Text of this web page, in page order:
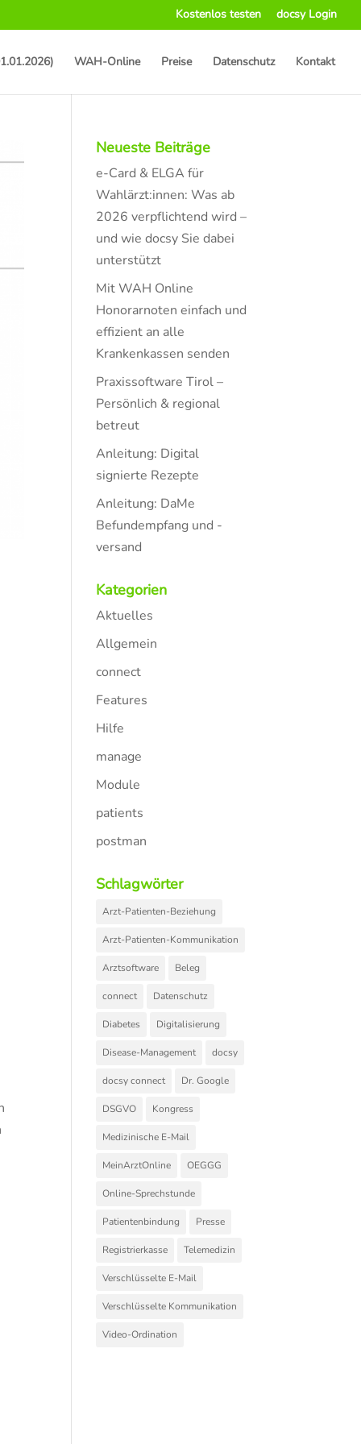
Kostenlos testen docsy Login
WAH-Online Preise Datenschutz Kontakt
Neueste Beiträge
e-Card & ELGA für
Wahlärzt:innen: Was ab
2026 verpflichtend wird –
und wie docsy Sie dabei
unterstützt
Mit WAH Online
Honorarnoten einfach und
effizient an alle
Krankenkassen senden
Praxissoftware Tirol –
Persönlich & regional
betreut
Anleitung: Digital
signierte Rezepte
Anleitung: DaMe
Befundempfang und -
versand
Kategorien
Aktuelles
Allgemein
connect
Features
Hilfe
manage
Module
patients
postman
Schlagwörter
Arzt-Patienten-Beziehung
Arzt-Patienten-Kommunikation
Arztsoftware Beleg
connect Datenschutz
Diabetes Digitalisierung
Disease-Management docsy
docsy connect Dr. Google
DSGVO Kongress
Medizinische E-Mail
MeinArztOnline OEGGG
Online-Sprechstunde
Patientenbindung Presse
Registrierkasse Telemedizin
Verschlüsselte E-Mail
Verschlüsselte Kommunikation
Video-Ordination